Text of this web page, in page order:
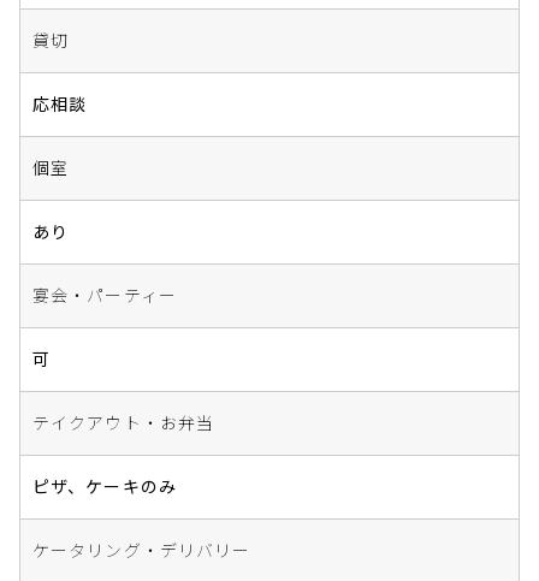
貸切
応相談
個室
あり
宴会・パーティー
可
テイクアウト・お弁当
ピザ、ケーキのみ
ケータリング・デリバリー